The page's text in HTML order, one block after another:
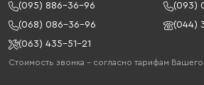
(095) 886-36-96
(093)
(068) 086-36-96
(044)
(063) 435-51-21
Стоимость звонка – согласно тарифам